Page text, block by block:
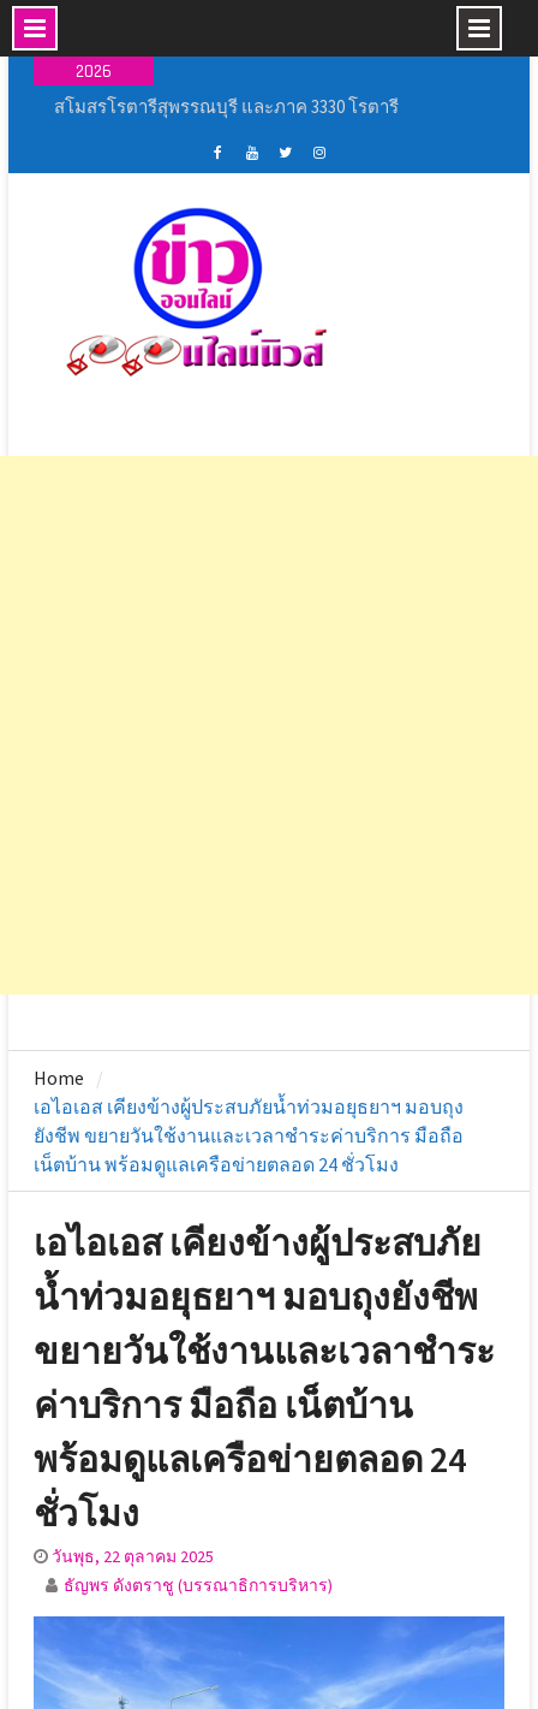
Skip
content
2026
พิธีเปิดการแข่งขันกีฬากลุ่มโรงเรียนหัวโพธิ์ศรี
เหล่ากาชาดจังหวัดนครปฐม มอบบ้านกาชาด
กำแพงแสน
พิธีเปิดงาน ” ร้อยรัก รวมใจ สตรีไทยบางปลาม้า ”
ประจำ ปี 2569
สุพรรณบุรี ผนึกกำลังทุกภาคส่วนฝึกทักษะและเพิ่ม
ศักยภาพ ชุด ชรบ.ในการดูแลประชาชน
สโมสรโรตารีสุพรรณบุรี และภาค 3330 โรตารี
สากล เปิดโครงการ “ถนนปลอดเหตุชีวิตปลอดภัย”
บุ้ค
ศูนย์
ข่าว
ออนไลน์
นิ
วส์
ทู้
ปอ
อน
ไลน์
นิ
Home
เอไอเอส เคียงข้างผู้ประสบภัยน้ำท่วมอยุธยาฯ มอบถุง
ยังชีพ ขยายวันใช้งานและเวลาชำระค่าบริการ มือถือ
เน็ตบ้าน พร้อมดูแลเครือข่ายตลอด 24 ชั่วโมง
เอไอเอส เคียงข้างผู้ประสบภัย
น้ำท่วมอยุธยาฯ มอบถุงยังชีพ
ขยายวันใช้งานและเวลาชำระ
ค่าบริการ มือถือ เน็ตบ้าน
พร้อมดูแลเครือข่ายตลอด 24
ชั่วโมง
วันพุธ, 22 ตุลาคม 2025
ธัญพร ดังตราชู (บรรณาธิการบริหาร)